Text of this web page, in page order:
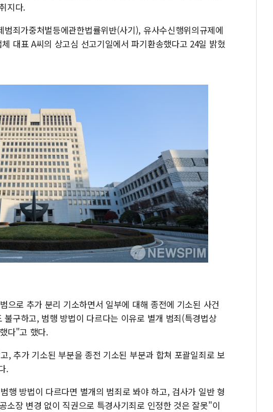
지다.
죄가중처벌등에관한법률위반(사기), 유사수신행위의규제에
대표 A씨의 상고심 선고기일에서 파기환송했다고 24일 밝혔
으로 추가 분리 기소하면서 일부에 대해 종전에 기소된 사건
구하고, 범행 방법이 다르다는 이유로 별개 범죄(특경법상
다"고 했다.
, 추가 기소된 부분을 종전 기소된 부분과 합쳐 포괄일죄로 보
.
행 방법이 다르다면 별개의 범죄로 봐야 하고, 검사가 일반 형
소장 변경 없이 직권으로 특경사기죄로 인정한 것은 잘못"이